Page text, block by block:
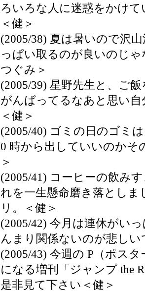
ろいろな人に迷惑をかけ
＜健＞
(2005/38) 夏は暑いので沢
っぱい取るのが良いのじ
つぐみ＞
(2005/39) 星野先生と、ご
がんばってるなあと思い
＜健＞
(2005/40) ゴミの日のゴミ
0 時から出していいのかそ
＞
(2005/41) コーヒーの飲み
れを一生懸命磨き落としま
リ。＜健＞
(2005/42) 今月は連休がい
んまり関係ないのが悲し
(2005/43) 今週の P（ポス
になる増刊「ジャンプ the
是非見て下さい＜健＞